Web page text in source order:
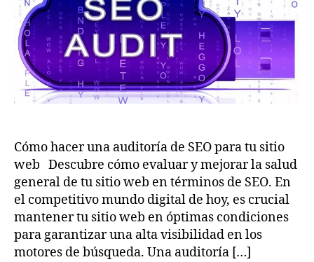
Cómo hacer una auditoría de SEO para tu sitio
web Descubre cómo evaluar y mejorar la salud
general de tu sitio web en términos de SEO. En
el competitivo mundo digital de hoy, es crucial
mantener tu sitio web en óptimas condiciones
para garantizar una alta visibilidad en los
motores de búsqueda. Una auditoría […]